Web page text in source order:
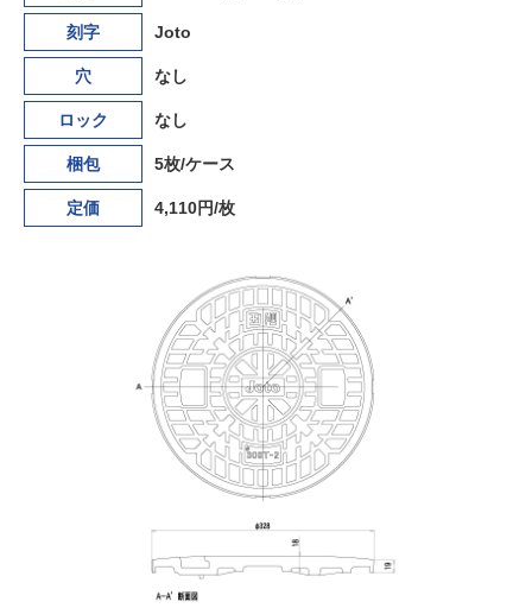
刻字 Joto
穴 なし
ロック なし
梱包 5枚/ケース
定価 4,110円/枚